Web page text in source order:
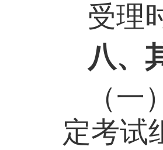
受理
八、
（
定考试